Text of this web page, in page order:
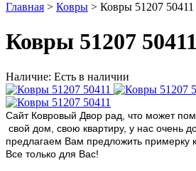
Главная > Ковры > Ковры 51207 50411
Ковры 51207 50411
Наличие: Есть в наличии
Сайт Ковровый Двор рад, что может
свой дом, свою квартиру, у нас очень
предлагаем Вам предложить примерку
Все только для Вас!